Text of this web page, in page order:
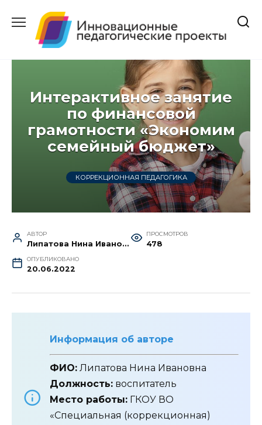
содержанию
Интерактивное занятие
по финансовой
грамотности «Экономим
семейный бюджет»
КОРРЕКЦИОННАЯ ПЕДАГОГИКА
АВТОР
Липатова Нина Ивановна
ПРОСМОТРОВ
478
ОПУБЛИКОВАНО
20.06.2022
Информация об авторе
ФИО: Липатова Нина Ивановна
Должность: воспитатель
Место работы: ГКОУ ВО
«Специальная (коррекционная)